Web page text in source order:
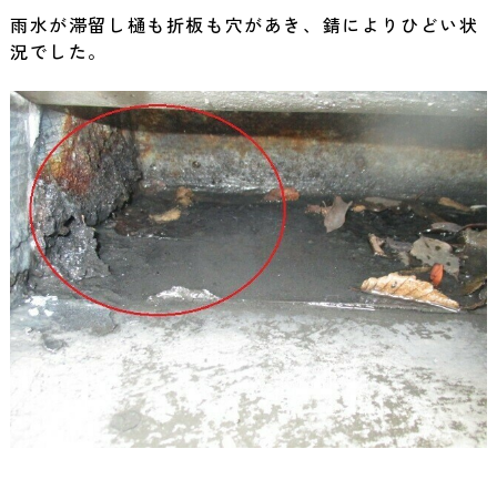
雨水が滞留し樋も折板も穴があき、錆によりひどい状
況でした。